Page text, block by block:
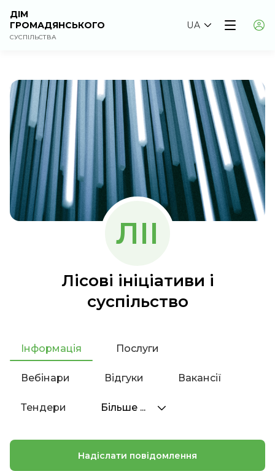
ДІМ
ГРОМАДЯНСЬКОГО
СУСПІЛЬСТВА
UA
ЛІІ
Лісові ініціативи і
суспільство
Інформація Послуги
Вебінари Відгуки Вакансії
Тендери Більше ...
Надіслати повідомлення